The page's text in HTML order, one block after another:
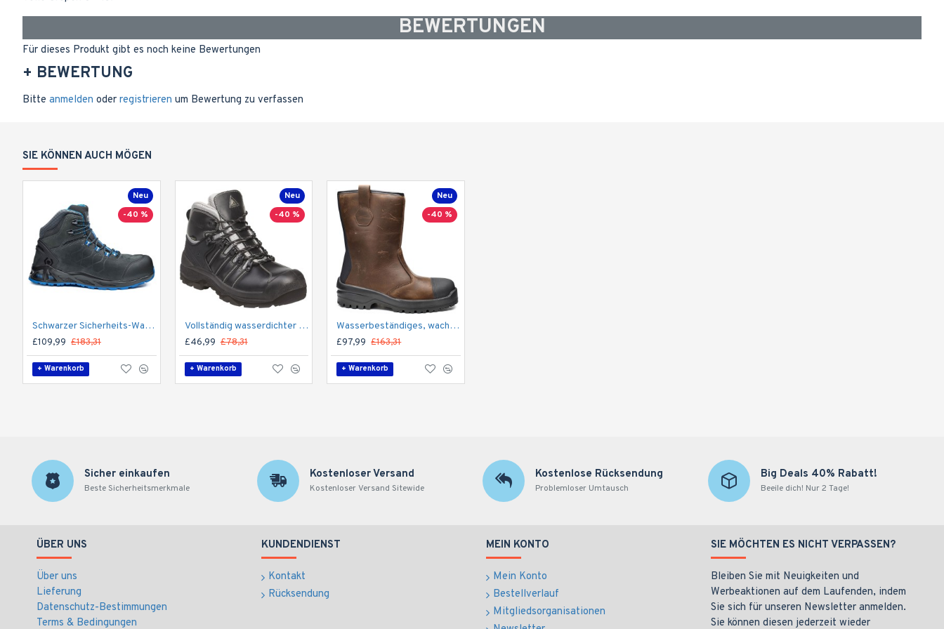
BEWERTUNGEN
Für dieses Produkt gibt es noch keine Bewertungen
+ BEWERTUNG
Bitte anmelden oder registrieren um Bewertung zu verfassen
SIE KÖNNEN AUCH MÖGEN
Neu
-40 %
Schwarzer Sicherheits-Wanderstiefel, Schaft aus wasserabweisendem Nubukleder
£109,99 £183,31
+ Warenkorb
Neu
-40 %
Vollständig wasserdichter und atmungsaktiver Sicherheitsstiefel mit 200-Joule-Zehenschutzkappe und flexibler Composite-Zwischensohle
£46,99 £78,31
+ Warenkorb
Neu
-40 %
Wasserbeständiges, wachsartiges Leder Platin Kälte isolierend Metallfrei Sicherheit Pull On Rigger Stiefel
£97,99 £163,31
+ Warenkorb
Sicher einkaufen
Beste Sicherheitsmerkmale
Kostenloser Versand
Kostenloser Versand Sitewide
Kostenlose Rücksendung
Problemloser Umtausch
Big Deals 40% Rabatt!
Beeile dich! Nur 2 Tage!
ÜBER UNS
Über uns
Lieferung
Datenschutz-Bestimmungen
Terms & Bedingungen
KUNDENDIENST
Kontakt
Rücksendung
MEIN KONTO
Mein Konto
Bestellverlauf
Mitgliedsorganisationen
SIE MÖCHTEN ES NICHT VERPASSEN?
Bleiben Sie mit Neuigkeiten und
Werbeaktionen auf dem Laufenden, indem
Sie sich für unseren Newsletter anmelden.
Sie können diesen jederzeit wieder